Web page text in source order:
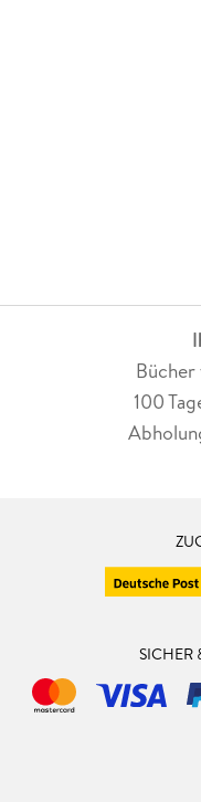
100
SICHER